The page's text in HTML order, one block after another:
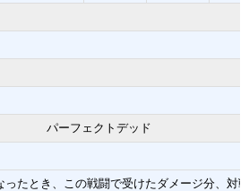
パーフェクトデッド
ったとき、この戦闘で受けたダメージ分、対